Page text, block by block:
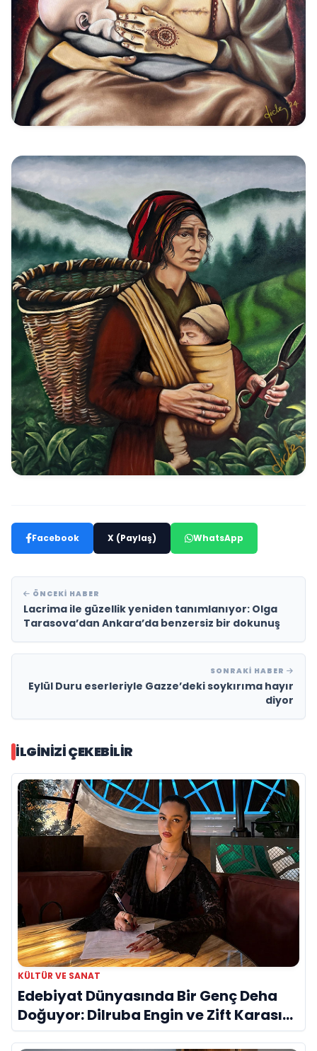
Facebook X (Paylaş) WhatsApp
ÖNCEKI HABER
Lacrima ile güzellik yeniden tanımlanıyor: Olga
Tarasova’dan Ankara’da benzersiz bir dokunuş
SONRAKI HABER
Eylül Duru eserleriyle Gazze’deki soykırıma hayır
diyor
İLGINIZI ÇEKEBILIR
KÜLTÜR VE SANAT
Edebiyat Dünyasında Bir Genç Deha
Doğuyor: Dilruba Engin ve Zift Karası
Evreni ‘AVENOİR’